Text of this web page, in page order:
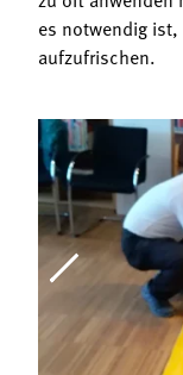
es notwendig
aufzufrischen.